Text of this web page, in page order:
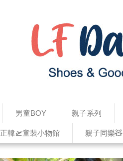
男童BOY 親子系列
正韓🛫童裝小物館 親子同樂🧸